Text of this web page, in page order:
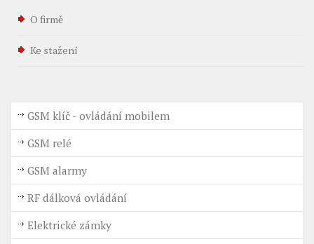
O firmě
Ke stažení
GSM klíč - ovládání mobilem
GSM relé
GSM alarmy
RF dálková ovládání
Elektrické zámky